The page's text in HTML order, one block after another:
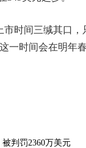
市时间三缄其口
一时间会在明年春
判罚2360万美元